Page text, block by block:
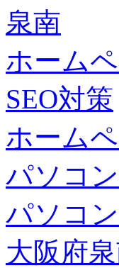
泉南
ホーム
SEO対策
ホーム
パソコ
パソコ
大阪府